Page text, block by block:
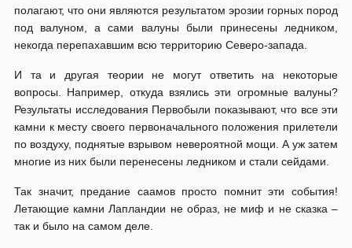
полагают, что они являются результатом эрозии горных пород
под валуном, а сами валуны были принесены ледником,
некогда перепахавшим всю территорию Северо-запада.
И та и другая теории не могут ответить на некоторые
вопросы. Например, откуда взялись эти огромные валуны?
Результаты исследования Первобыли показывают, что все эти
камни к месту своего первоначального положения прилетели
по воздуху, поднятые взрывом невероятной мощи. А уж затем
многие из них были перенесены ледником и стали сейдами.
Так значит, предание саамов просто помнит эти события!
Летающие камни Лапландии не образ, не миф и не сказка –
так и было на самом деле.